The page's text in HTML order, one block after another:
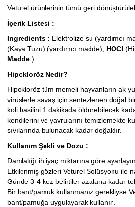
Veturel ürünlerinin tümü geri
İçerik Listesi :
Ingredients : Elektrolize su (yardımcı
(Kaya Tuzu) (yardımcı madde), HOCI
Madde )
Hipokloröz Nedir?
Hipokloröz tüm memeli hayvanların ak
virüslerle savaş için sentezlenen doğal
koli basilini 1 dakikada öldürebilecek
kendilerini ve yavrularını temizlemekte
sıvılarında bulunacak kadar doğaldır.
Kullanım Şekli ve Dozu :
Damlalığı ihtiyaç miktarına göre ayarlayın.
Etkilenmiş gözleri Veturel Solüsyonu ile
Günde 3-4 kez belirtiler azalana kadar
Bir bant/pamuk kullanmanız gerekliyse
bant/pamuğa uygulayarak kullanın.